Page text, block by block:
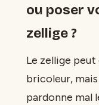
ou poser
zellige ?
Le zellige
bricoleur,
pardonne mal